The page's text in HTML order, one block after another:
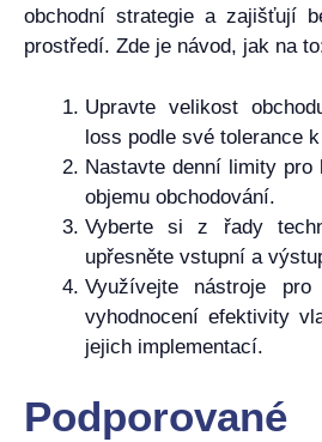
obchodní strategie a zajišťují
prostředí. Zde je návod, jak na
Upravte velikost
loss podle své tolerance
Nastavte denní limity pro
objemu obchodování.
Vyberte si z řady
upřesněte vstupní a
Využívejte nástroje
vyhodnocení efektivity
jejich implementací.